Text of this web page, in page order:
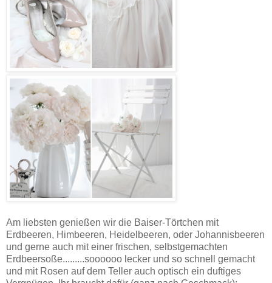
Am liebsten genießen wir die Baiser-Törtchen mit
Erdbeeren, Himbeeren, Heidelbeeren, oder Johannisbeeren
und gerne auch mit einer frischen, selbstgemachten
Erdbeersoße.........soooooo lecker und so schnell gemacht
und mit Rosen auf dem Teller auch optisch ein duftiges